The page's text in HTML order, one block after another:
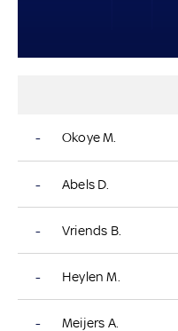
- Okoye M.
- Abels D.
- Vriends B.
- Heylen M.
- Meijers A.